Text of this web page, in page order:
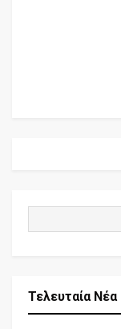
Τελευταία Νέα